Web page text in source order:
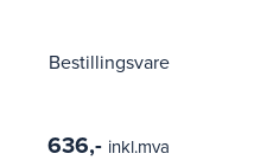
Bestillingsvare
636,- inkl.mva